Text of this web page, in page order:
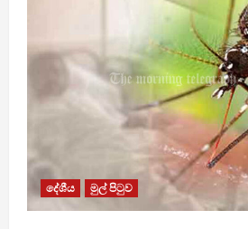
දේශීය මුල් පිටුව